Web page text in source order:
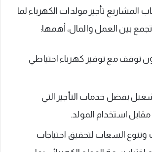
تأجير مولدات الكهرباء لما
بين العمل والمال، أهمها:
توقف مع توفير كهرباء احتياطي
بفضل خدمات التأجير التي
استخدام المولد.
وتنوع السعات لتحقيق احتياجات